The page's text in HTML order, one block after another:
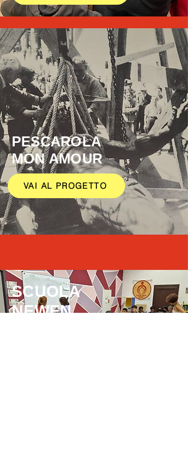
PESCAROLA
MON AMOUR
VAI AL PROGETTO
SCUOLA
NEWEN